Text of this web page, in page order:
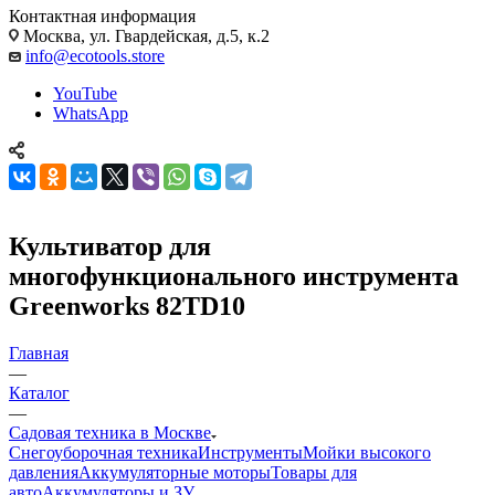
Контактная информация
Москва, ул. Гвардейская, д.5, к.2
info@ecotools.store
YouTube
WhatsApp
Культиватор для
многофункционального инструмента
Greenworks 82TD10
Главная
—
Каталог
—
Садовая техника в Москве
Снегоуборочная техникаИнструментыМойки высокого
давленияАккумуляторные моторыТовары для